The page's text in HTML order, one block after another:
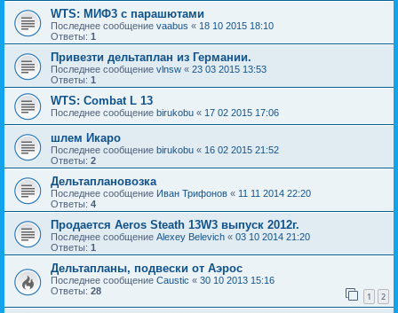
WTS: МИФ3 с парашютами
Последнее сообщение vaabus « 18 10 2015 18:10
Ответы: 1
Привезти дельтаплан из Германии.
Последнее сообщение vlnsw « 23 03 2015 13:53
Ответы: 1
WTS: Combat L 13
Последнее сообщение birukobu « 17 02 2015 17:06
шлем Икаро
Последнее сообщение birukobu « 16 02 2015 21:52
Ответы: 2
Дельтаплановозка
Последнее сообщение Иван Трифонов « 11 11 2014 22:20
Ответы: 4
Продается Aeros Steath 13W3 выпуск 2012г.
Последнее сообщение Alexey Belevich « 03 10 2014 21:20
Ответы: 1
Дельтапланы, подвески от Аэрос
Последнее сообщение Caustic « 30 10 2013 15:16
Ответы: 28 1 2